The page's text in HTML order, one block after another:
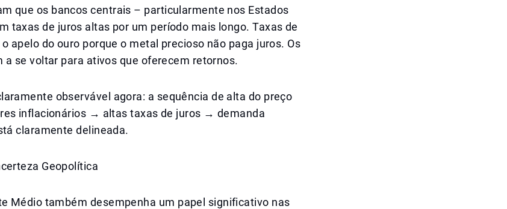
que os bancos centrais – particularmente nos Estados
taxas de juros altas por um período mais longo. Taxas de
apelo do ouro porque o metal precioso não paga juros. Os
a se voltar para ativos que oferecem retornos.
observável agora: a sequência de alta do preço
inflacionários → altas taxas de juros → demanda
claramente delineada.
Geopolítica
Médio também desempenha um papel significativo nas